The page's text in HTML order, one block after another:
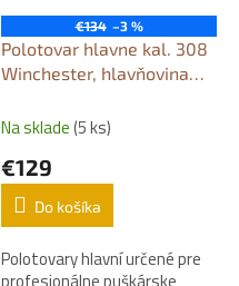
€134 –3 %
Polotovar hlavne kal. 308
Winchester, hlavňovina
Na sklade(5 ks)
€129
Do košíka
Polotovary hlavní určené pre